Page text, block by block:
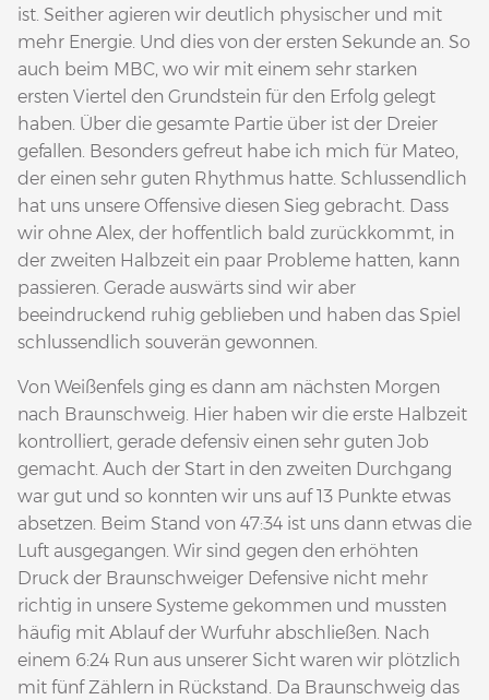
ist. Seither agieren wir deutlich physischer und mit
mehr Energie. Und dies von der ersten Sekunde an. So
auch beim MBC, wo wir mit einem sehr starken
ersten Viertel den Grundstein für den Erfolg gelegt
haben. Über die gesamte Partie über ist der Dreier
gefallen. Besonders gefreut habe ich mich für Mateo,
der einen sehr guten Rhythmus hatte. Schlussendlich
hat uns unsere Offensive diesen Sieg gebracht. Dass
wir ohne Alex, der hoffentlich bald zurückkommt, in
der zweiten Halbzeit ein paar Probleme hatten, kann
passieren. Gerade auswärts sind wir aber
beeindruckend ruhig geblieben und haben das Spiel
schlussendlich souverän gewonnen.
Von Weißenfels ging es dann am nächsten Morgen
nach Braunschweig. Hier haben wir die erste Halbzeit
kontrolliert, gerade defensiv einen sehr guten Job
gemacht. Auch der Start in den zweiten Durchgang
war gut und so konnten wir uns auf 13 Punkte etwas
absetzen. Beim Stand von 47:34 ist uns dann etwas die
Luft ausgegangen. Wir sind gegen den erhöhten
Druck der Braunschweiger Defensive nicht mehr
richtig in unsere Systeme gekommen und mussten
häufig mit Ablauf der Wurfuhr abschließen. Nach
einem 6:24 Run aus unserer Sicht waren wir plötzlich
mit fünf Zählern in Rückstand. Da Braunschweig das